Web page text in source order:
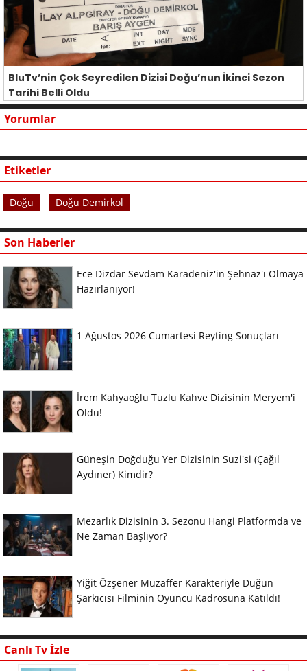
BluTv’nin Çok Seyredilen Dizisi Doğu’nun İkinci Sezon
Tarihi Belli Oldu
Yorumlar
Etiketler
Doğu Doğu Demirkol
Son Haberler
Ece Dizdar Sevdam Karadeniz'in Şehnaz'ı Olmaya
Hazırlanıyor!
1 Ağustos 2026 Cumartesi Reyting Sonuçları
İrem Kahyaoğlu Tuzlu Kahve Dizisinin Meryem'i
Oldu!
Güneşin Doğduğu Yer Dizisinin Suzi'si (Çağıl
Aydıner) Kimdir?
Mezarlık Dizisinin 3. Sezonu Hangi Platformda ve
Ne Zaman Başlıyor?
Yiğit Özşener Muzaffer Karakteriyle Düğün
Şarkıcısı Filminin Oyuncu Kadrosuna Katıldı!
Canlı Tv İzle